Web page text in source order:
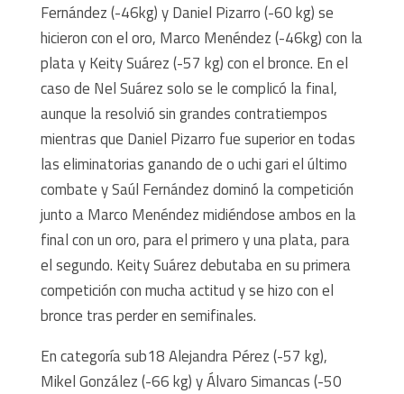
Fernández (-46kg) y Daniel Pizarro (-60 kg) se
hicieron con el oro, Marco Menéndez (-46kg) con la
plata y Keity Suárez (-57 kg) con el bronce. En el
caso de Nel Suárez solo se le complicó la final,
aunque la resolvió sin grandes contratiempos
mientras que Daniel Pizarro fue superior en todas
las eliminatorias ganando de o uchi gari el último
combate y Saúl Fernández dominó la competición
junto a Marco Menéndez midiéndose ambos en la
final con un oro, para el primero y una plata, para
el segundo. Keity Suárez debutaba en su primera
competición con mucha actitud y se hizo con el
bronce tras perder en semifinales.
En categoría sub18 Alejandra Pérez (-57 kg),
Mikel González (-66 kg) y Álvaro Simancas (-50